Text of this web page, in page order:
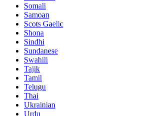
Somali
Samoan
Scots Gaelic
Shona
Sindhi
Sundanese
Swahili
Tajik
Tamil
Telugu
Thai
Ukrainian
Urdu